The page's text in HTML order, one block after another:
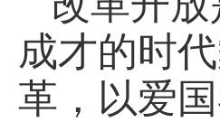
成才的时
革，以爱